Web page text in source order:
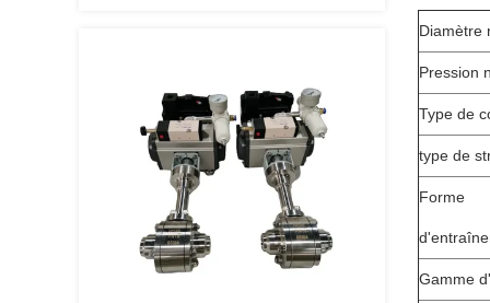
Diamètre
Pression
Type de
type de
Forme
Gamme